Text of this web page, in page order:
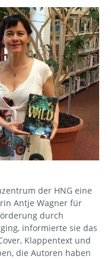
der HNG eine
Antje Wagner für
durch
informierte sie das
Klappentext und
die Autoren haben